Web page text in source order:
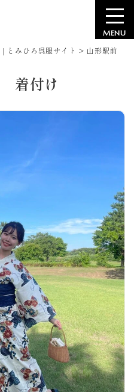
MENU
とみひろ呉服サイト > 山形駅前
着付け